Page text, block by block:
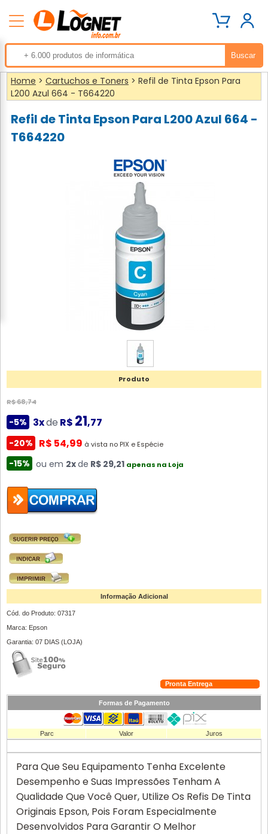
Home > Cartuchos e Toners > Refil de Tinta Epson Para
L200 Azul 664 - T664220
Refil de Tinta Epson Para L200 Azul 664 -
T664220
Produto
R$ 68,74
-5% 3xde R$ 21,77
-20% R$ 54,99 à vista no PIX e Espécie
-15% ou em 2xde R$ 29,21 apenas na Loja
Informação Adicional
Cód. do Produto: 07317
Marca: Epson
Garantia: 07 DIAS (LOJA)
Pronta Entrega
Formas de Pagamento
Parc Valor Juros
Para Que Seu Equipamento Tenha Excelente
Desempenho e Suas Impressões Tenham A
Qualidade Que Você Quer, Utilize Os Refis De Tinta
Originais Epson, Pois Foram Especialmente
Desenvolvidos Para Garantir O Melhor